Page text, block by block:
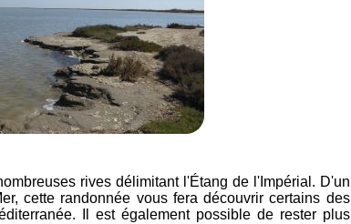
rives délimitant l'Étang de l'Impérial. D'un
cette randonnée vous fera découvrir certains des
Il est également possible de rester plus